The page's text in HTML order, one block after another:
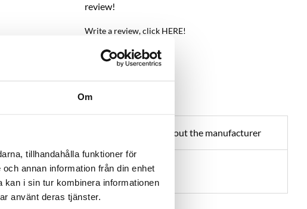
Om
tillhandahålla funktioner för
annan information från din enhet
i sin tur kombinera informationen
använt deras tjänster.
review!
Write a review, click HERE!
About the manufacturer